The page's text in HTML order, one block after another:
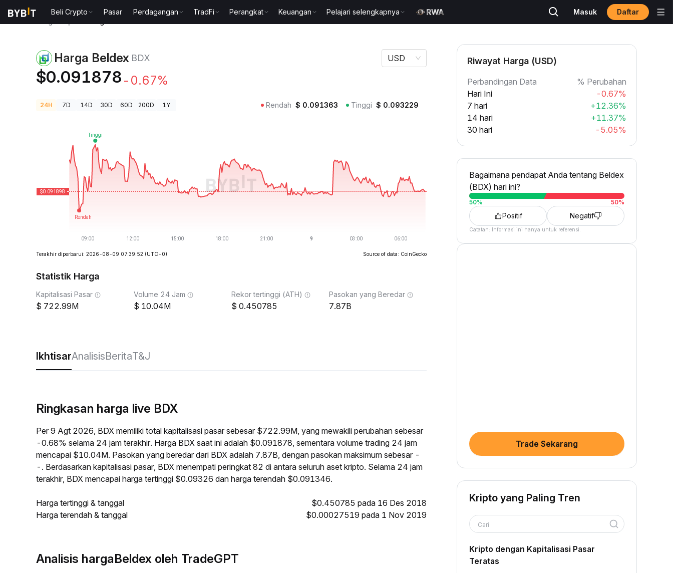
Beli Crypto Pasar Perdagangan TradFi Perangkat Keuangan Pelajari selengkapnya Masuk Daftar
Harga Beldex BDX
$0.091878 -0.67%
USD
24H 7D 14D 30D 60D 200D 1Y Rendah $ 0.091363 Tinggi $ 0.093229
Terakhir diperbarui: 2026-08-09 07:39:52 (UTC+0) Source of data: CoinGecko
Statistik Harga
Kapitalisasi Pasar
722.99M
Volume 24 Jam
10.04M
Rekor tertinggi (ATH)
0.450785
Pasokan yang Beredar
7.87B
IkhtisarAnalisisBeritaT&J
Ringkasan harga live BDX
Per 9 Agt 2026, BDX memiliki total kapitalisasi pasar sebesar $722.99M, yang mewakili perubahan sebesar
-0.68% selama 24 jam terakhir. Harga BDX saat ini adalah $0.091878, sementara volume trading 24 jam
mencapai $10.04M. Pasokan yang beredar dari BDX adalah 7.87B, dengan pasokan maksimum sebesar -
-. Berdasarkan kapitalisasi pasar, BDX menempati peringkat 82 di antara seluruh aset kripto. Selama 24 jam
terakhir, BDX mencapai harga tertinggi $0.09326 dan harga terendah $0.091346.
Harga tertinggi & tanggal
$0.450785 pada 16 Des 2018
Harga terendah & tanggal
$0.00027519 pada 1 Nov 2019
Analisis hargaBeldex oleh TradeGPT
Riwayat Harga (USD)
Perbandingan Data
% Perubahan
Hari Ini
-0.67%
7 hari
+12.36%
14 hari
+11.37%
30 hari
-5.05%
Bagaimana pendapat Anda tentang Beldex
(BDX) hari ini?
50% 50%
Positif Negatif
Catatan: Informasi ini hanya untuk referensi.
Trade Sekarang
Kripto yang Paling Tren
Cari
Kripto dengan Kapitalisasi Pasar
Teratas